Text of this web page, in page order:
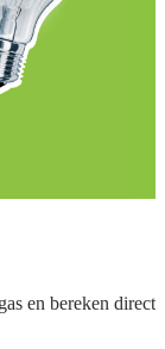
en bereken direct